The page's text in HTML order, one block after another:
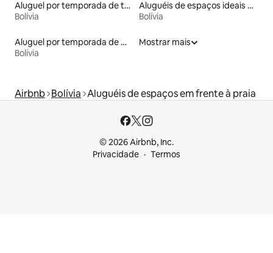
Aluguel por temporada de townhouses
Bolívia
Aluguéis de espaços ideais para famílias
Bolívia
Aluguel por temporada de microcasas
Bolívia
Mostrar mais
Airbnb Bolívia Aluguéis de espaços em frente à praia
© 2026 Airbnb, Inc.
Privacidade
Termos